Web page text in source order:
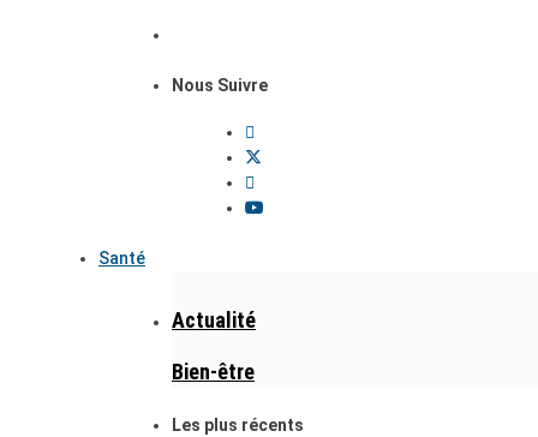
Nous Suivre
Santé
Actualité
Bien-être
Les plus récents